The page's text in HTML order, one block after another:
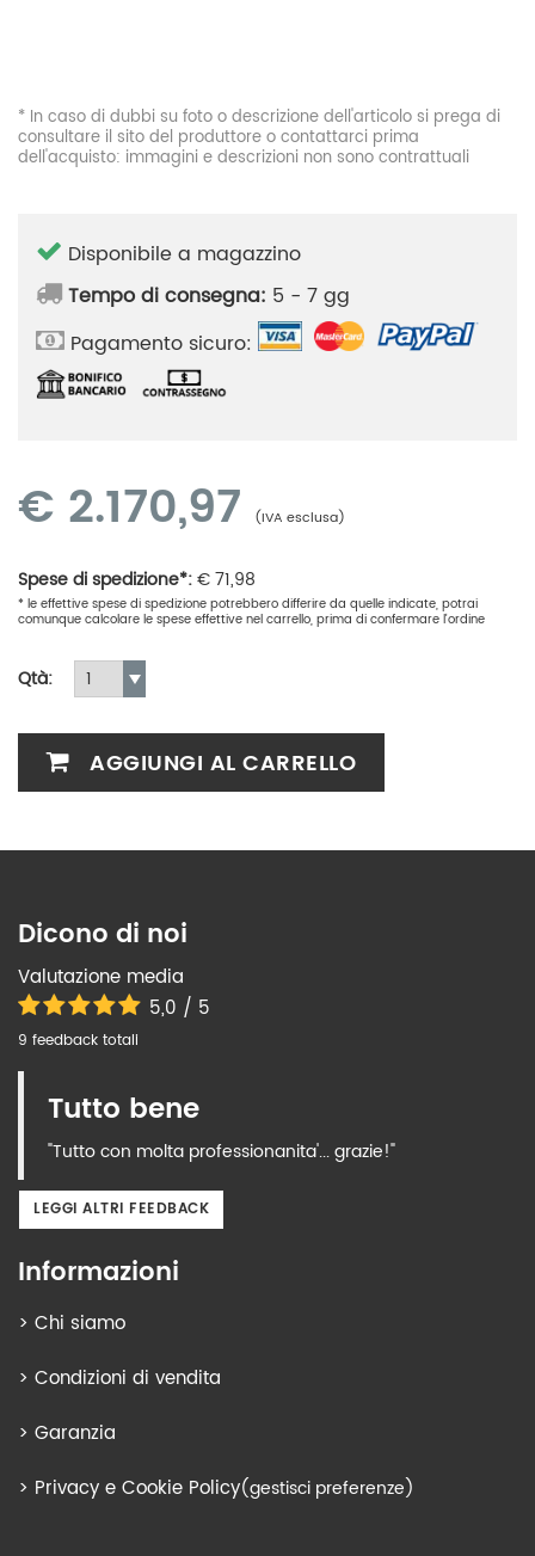
* In caso di dubbi su foto o descrizione dell'articolo si prega di
consultare il sito del produttore o contattarci prima
dell'acquisto: immagini e descrizioni non sono contrattuali
Disponibile a magazzino
Tempo di consegna: 5 - 7 gg
Pagamento sicuro:
€ 2.170,97 (IVA esclusa)
Spese di spedizione*:€71,98
* le effettive spese di spedizione potrebbero differire da quelle indicate, potrai
comunque calcolare le spese effettive nel carrello, prima di confermare l'ordine
Qtà:
AGGIUNGI AL CARRELLO
Dicono di noi
Valutazione media
5,0 / 5
9 feedback totali
Tutto bene
"Tutto con molta professionanita'... grazie!"
LEGGI ALTRI FEEDBACK
Informazioni
> Chi siamo
> Condizioni di vendita
> Garanzia
> Privacy e Cookie Policy(gestisci preferenze)